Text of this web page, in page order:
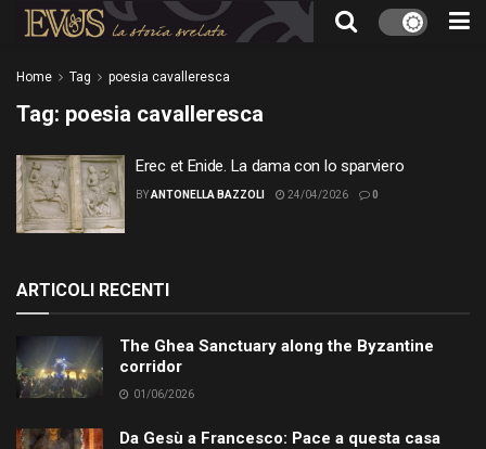
Home Tag poesia cavalleresca
Tag: poesia cavalleresca
Erec et Enide. La dama con lo sparviero
BYANTONELLA BAZZOLI 24/04/2026 0
ARTICOLI RECENTI
The Ghea Sanctuary along the Byzantine
corridor
01/06/2026
Da Gesù a Francesco: Pace a questa casa